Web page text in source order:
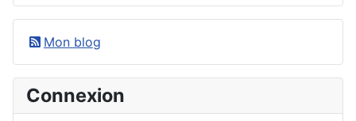
Mon blog
Connexion